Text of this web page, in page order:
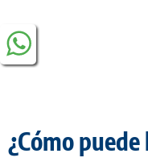
¿Cómo puede